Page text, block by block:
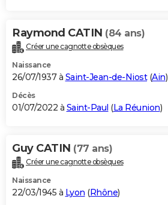
Raymond CATIN (84 ans)
Créer une cagnotte obsèques
Naissance
26/07/1937 à Saint-Jean-de-Niost(Ain)
Décès
01/07/2022 à Saint-Paul (La Réunion)
Guy CATIN (77 ans)
Créer une cagnotte obsèques
Naissance
22/03/1945 à Lyon (Rhône)